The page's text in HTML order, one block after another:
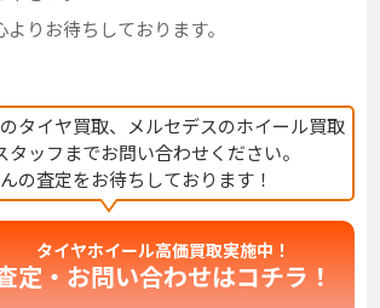
りお待ちしております。
タイヤ買取、メルセデスのホイール買取
タッフまでお問い合わせください。
の査定をお待ちしております！
タイヤホイール高価買取実施中！
定・お問い合わせはコチラ！